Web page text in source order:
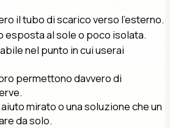
il tubo di scarico verso l'esterno.
esposta al sole o poco isolata.
nel punto in cui userai
permettono davvero di
mirato o una soluzione che un
da solo.